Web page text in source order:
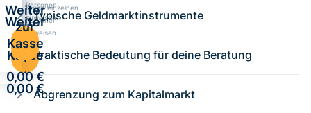
Personen
zuweisen.
Weiter
zur
Kasse
·
0,00 €
Kurse einzelnen
Personen
zuweisen.
Weiter
zur
Kasse
·
0,00 €
Typische Geldmarktinstrumente
Praktische Bedeutung für deine Beratung
Abgrenzung zum Kapitalmarkt